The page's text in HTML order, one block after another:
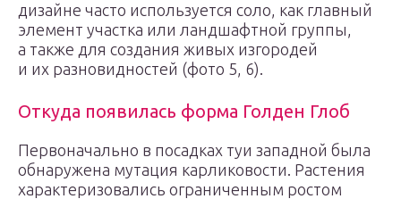
дизайне часто используется соло, как главный
элемент участка или ландшафтной группы,
а также для создания живых изгородей
и их разновидностей (фото 5, 6).
Откуда появилась форма Голден Глоб
Первоначально в посадках туи западной была
обнаружена мутация карликовости. Растения
характеризовались ограниченным ростом